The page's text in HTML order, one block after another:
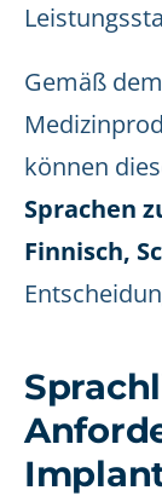
Gemäß
können
Sprachen
Finnisch,